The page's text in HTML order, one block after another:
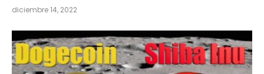
diciembre 14, 2022